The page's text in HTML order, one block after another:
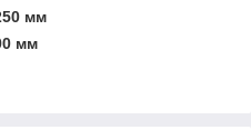
мм
мм